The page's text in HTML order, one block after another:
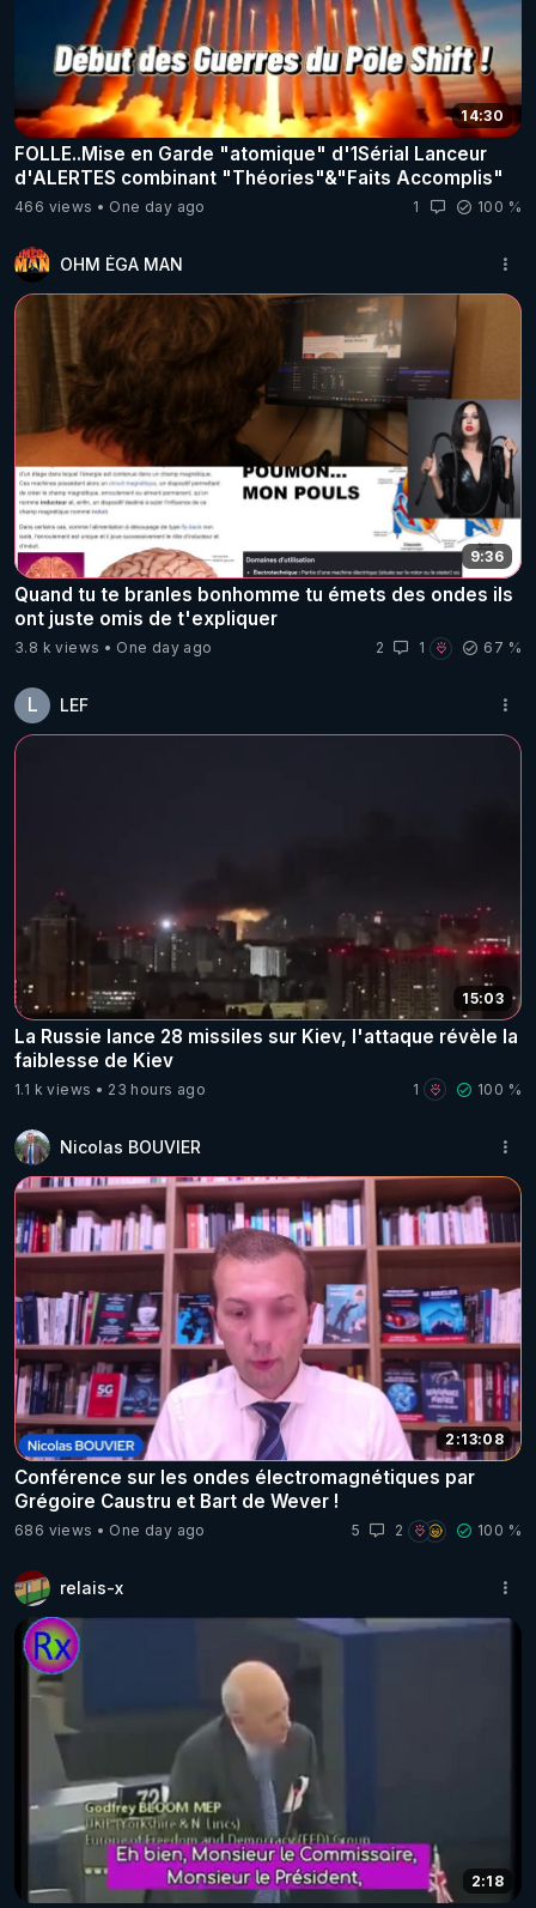
14:30
FOLLE..Mise en Garde "atomique" d'1Sérial Lanceur
d'ALERTES combinant "Théories"&"Faits Accomplis"
466 views One day ago 1 100 %
OHM ÉGA MAN
9:36
Quand tu te branles bonhomme tu émets des ondes ils
ont juste omis de t'expliquer
3.8 k views One day ago 2 1 67 %
L LEF
15:03
La Russie lance 28 missiles sur Kiev, l'attaque révèle la
faiblesse de Kiev
1.1 k views 23 hours ago 1 100 %
Nicolas BOUVIER
2:13:08
Conférence sur les ondes électromagnétiques par
Grégoire Caustru et Bart de Wever !
686 views One day ago 5 2 100 %
relais-x
2:18